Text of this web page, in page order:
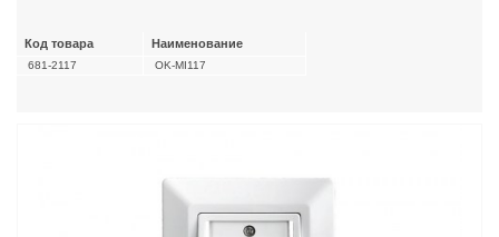
Код товара Наименование
681-2117 OK-MI117